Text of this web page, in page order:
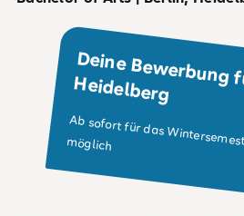
Deine
erbung
Heidelberg
Ab sofort für das
möglich